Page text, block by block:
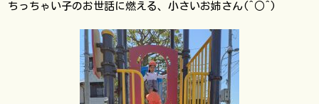
ちっちゃい子のお世話に燃える、小さいお姉さん(^○^)